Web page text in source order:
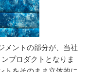
メントの部分が、当社
プロダクトとなりま